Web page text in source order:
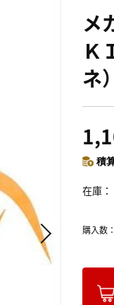
メ
Ｋ
ネ
積
在庫
購入数：